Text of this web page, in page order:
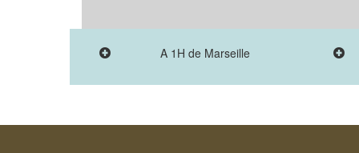
A 1H de Marseille